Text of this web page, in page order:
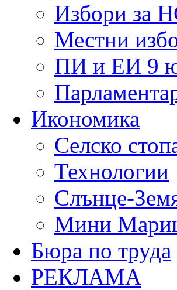
Избори за
Местни
ПИ и ЕИ 9
Икономика
Селско
Технологии
Слънце-
Мини
Бюра по труда
РЕКЛАМА